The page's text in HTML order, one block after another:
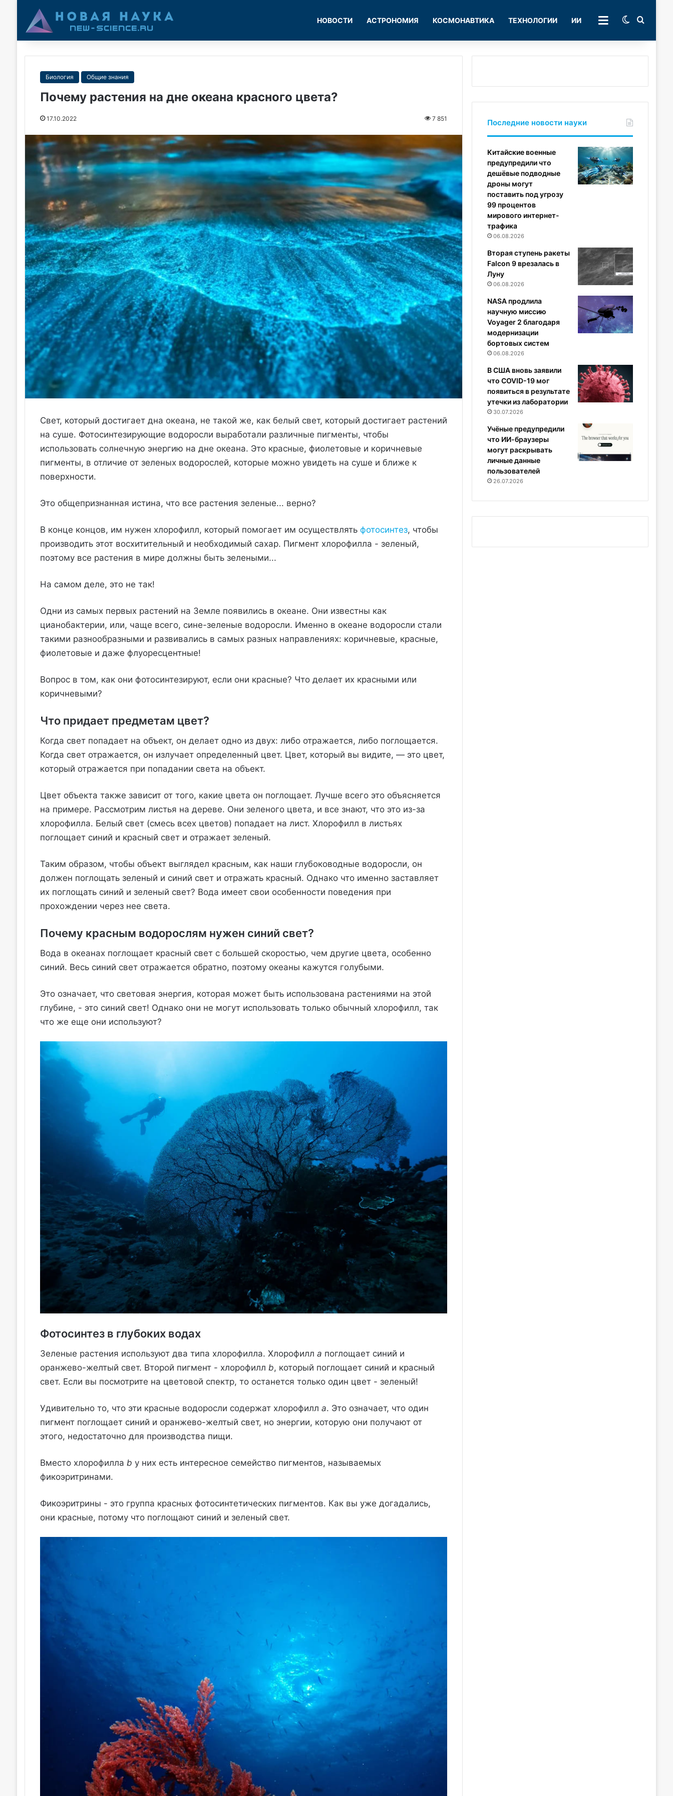
НОВОСТИ АСТРОНОМИЯ КОСМОНАВТИКА ТЕХНОЛОГИИ ИИ РУБРИКИSwitch skin
Биология Общие знания
Почему растения на дне океана красного цвета?
17.10.2022 7 851
Свет, который достигает дна океана, не такой же, как белый свет, который достигает растений
на суше. Фотосинтезирующие водоросли выработали различные пигменты, чтобы
использовать солнечную энергию на дне океана. Это красные, фиолетовые и коричневые
пигменты, в отличие от зеленых водорослей, которые можно увидеть на суше и ближе к
поверхности.
Это общепризнанная истина, что все растения зеленые... верно?
В конце концов, им нужен хлорофилл, который помогает им осуществлять фотосинтез, чтобы
производить этот восхитительный и необходимый сахар. Пигмент хлорофилла - зеленый,
поэтому все растения в мире должны быть зелеными...
На самом деле, это не так!
Одни из самых первых растений на Земле появились в океане. Они известны как
цианобактерии, или, чаще всего, сине-зеленые водоросли. Именно в океане водоросли стали
такими разнообразными и развивались в самых разных направлениях: коричневые, красные,
фиолетовые и даже флуоресцентные!
Вопрос в том, как они фотосинтезируют, если они красные? Что делает их красными или
коричневыми?
Что придает предметам цвет?
Когда свет попадает на объект, он делает одно из двух: либо отражается, либо поглощается.
Когда свет отражается, он излучает определенный цвет. Цвет, который вы видите, — это цвет,
который отражается при попадании света на объект.
Цвет объекта также зависит от того, какие цвета он поглощает. Лучше всего это объясняется
на примере. Рассмотрим листья на дереве. Они зеленого цвета, и все знают, что это из-за
хлорофилла. Белый свет (смесь всех цветов) попадает на лист. Хлорофилл в листьях
поглощает синий и красный свет и отражает зеленый.
Таким образом, чтобы объект выглядел красным, как наши глубоководные водоросли, он
должен поглощать зеленый и синий свет и отражать красный. Однако что именно заставляет
их поглощать синий и зеленый свет? Вода имеет свои особенности поведения при
прохождении через нее света.
Почему красным водорослям нужен синий свет?
Вода в океанах поглощает красный свет с большей скоростью, чем другие цвета, особенно
синий. Весь синий свет отражается обратно, поэтому океаны кажутся голубыми.
Это означает, что световая энергия, которая может быть использована растениями на этой
глубине, - это синий свет! Однако они не могут использовать только обычный хлорофилл, так
что же еще они используют?
Фотосинтез в глубоких водах
Зеленые растения используют два типа хлорофилла. Хлорофилл a поглощает синий и
оранжево-желтый свет. Второй пигмент - хлорофилл b, который поглощает синий и красный
свет. Если вы посмотрите на цветовой спектр, то останется только один цвет - зеленый!
Удивительно то, что эти красные водоросли содержат хлорофилл a. Это означает, что один
пигмент поглощает синий и оранжево-желтый свет, но энергии, которую они получают от
этого, недостаточно для производства пищи.
Вместо хлорофилла b у них есть интересное семейство пигментов, называемых
фикоэритринами.
Фикоэритрины - это группа красных фотосинтетических пигментов. Как вы уже догадались,
они красные, потому что поглощают синий и зеленый свет.
Последние новости науки
Китайские военные
предупредили что
дешёвые подводные
дроны могут
поставить под угрозу
99 процентов
мирового интернет-
трафика
06.08.2026
Вторая ступень ракеты
Falcon 9 врезалась в
Луну
06.08.2026
NASA продлила
научную миссию
Voyager 2 благодаря
модернизации
бортовых систем
06.08.2026
В США вновь заявили
что COVID-19 мог
появиться в результате
утечки из лаборатории
30.07.2026
Учёные предупредили
что ИИ-браузеры
могут раскрывать
личные данные
пользователей
26.07.2026